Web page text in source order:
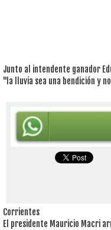
Junto al intendente ganador
"la lluvia sea una bendición y
Corrientes
El presidente Mauricio Macri